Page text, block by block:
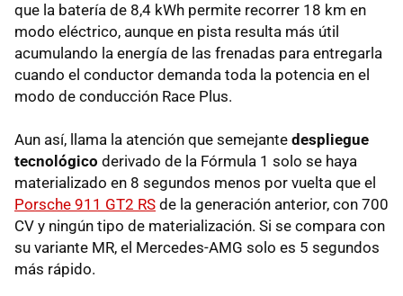
que la batería de 8,4 kWh permite recorrer 18 km en
modo eléctrico, aunque en pista resulta más útil
acumulando la energía de las frenadas para entregarla
cuando el conductor demanda toda la potencia en el
modo de conducción Race Plus.
Aun así, llama la atención que semejante despliegue
tecnológico derivado de la Fórmula 1 solo se haya
materializado en 8 segundos menos por vuelta que el
Porsche 911 GT2 RS de la generación anterior, con 700
CV y ningún tipo de materialización. Si se compara con
su variante MR, el Mercedes-AMG solo es 5 segundos
más rápido.